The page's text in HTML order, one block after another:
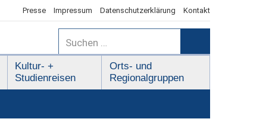
Presse Impressum Datenschutzerklärung Kontakt
Suchen
nach:
Kultur- +
Studienreisen
Orts- und
Regionalgruppen